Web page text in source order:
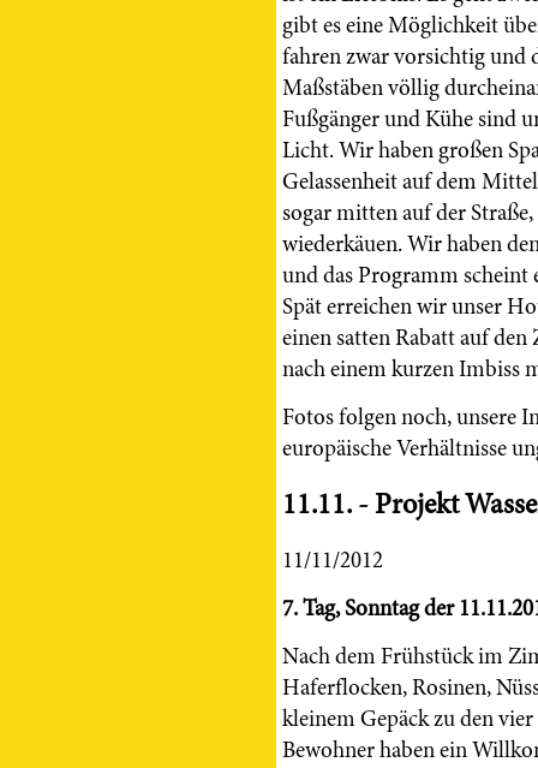
gibt es eine Möglichkeit
fahren zwar vorsichtig und
Maßstäben völlig
Fußgänger und Kühe sind
Licht. Wir haben großen
Gelassenheit auf dem
sogar mitten auf der
wiederkäuen. Wir haben
und das Programm scheint
Spät erreichen wir unser
einen satten Rabatt auf
nach einem kurzen Imbiss
Fotos folgen noch, unsere
europäische Verhältnisse
11.11. - Projekt
11/11/2012
7. Tag, Sonntag der
Nach dem Frühstück im
Haferflocken, Rosinen,
kleinem Gepäck zu den
Bewohner haben ein